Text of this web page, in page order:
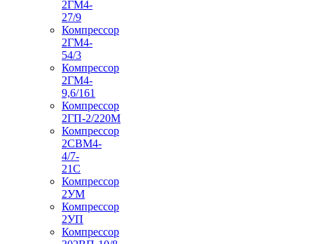
2ГМ4-
27/9
Компрессор
2ГМ4-
54/3
Компрессор
2ГМ4-
9,6/161
Компрессор
2ГП-2/220М
Компрессор
2СВМ4-
4/7-
21С
Компрессор
2УМ
Компрессор
2УП
Компрессор